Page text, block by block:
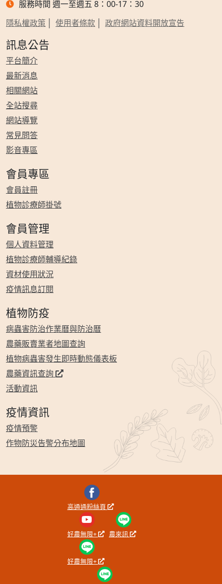
服務時間 週一至週五 8：00-17：30
隱私權政策
使用者條款 政府網站資料開放宣告
訊息公告
平台簡介
最新消息
相關網站
全站搜尋
網站導覽
常見問答
影音專區
會員專區
會員註冊
植物診療師掛號
會員管理
個人資料管理
植物診療師輔導紀錄
資材使用狀況
疫情訊息訂閱
植物防疫
病蟲害防治作業曆與防治曆
農藥販賣業者地圖查詢
植物病蟲害發生即時動態儀表板
農藥資訊查詢
活動資訊
疫情資訊
疫情預警
作物防災告警分布地圖
高通通粉絲頁
好農無限+ 農來訊
好農無限+